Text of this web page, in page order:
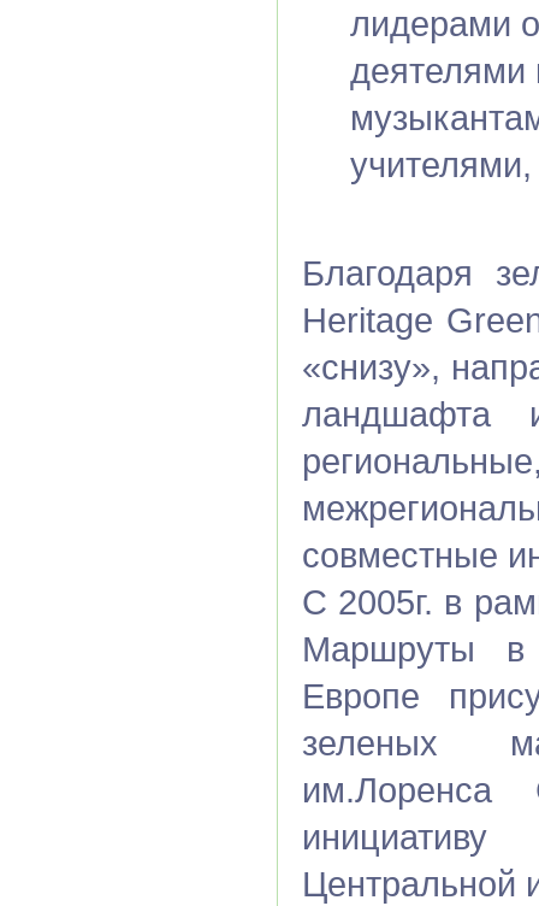
лидерами
деятелями
Благодаря
Heritage
«снизу»,
ландшафта
совместные
С 2005г. в
Маршруты в
Европе
зеленых
Центральной